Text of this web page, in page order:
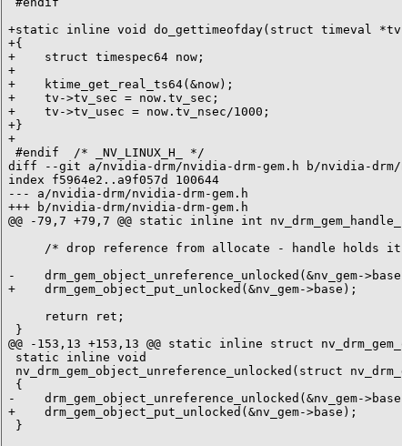
+static inline void do_gettimeofday(struct timeval
+{
+    struct timespec64 now;
+
+    ktime_get_real_ts64(&now);
+    tv->tv_sec = now.tv_sec;
+    tv->tv_usec = now.tv_nsec/1000;
+}
+
#endif  /* _NV_LINUX_H_ */
diff --git a/nvidia-drm/nvidia-drm-gem.h b/nvidia-drm/
index f5964e2..a9f057d 100644
--- a/nvidia-drm/nvidia-drm-gem.h
+++ b/nvidia-drm/nvidia-drm-gem.h
@@ -79,7 +79,7 @@ static inline int
/* drop reference from allocate - handle holds
-    drm_gem_object_unreference_unlocked(&nv_gem-
+    drm_gem_object_put_unlocked(&nv_gem->base);
     return ret;
}
@@ -153,13 +153,13 @@ static inline struct
static inline void
nv_drm_gem_object_unreference_unlocked(struct
{
-    drm_gem_object_unreference_unlocked(&nv_gem-
+    drm_gem_object_put_unlocked(&nv_gem->base);
}